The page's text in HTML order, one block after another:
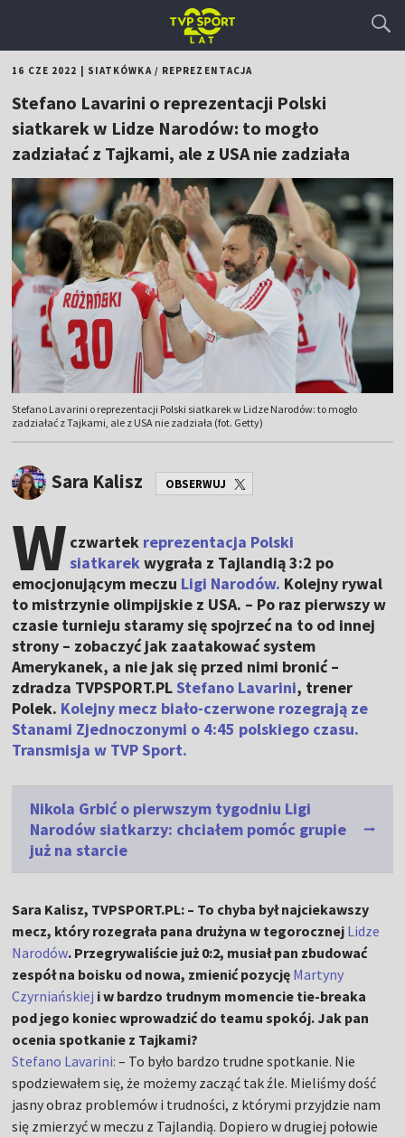
16 CZE 2022 SIATKÓWKA/ REPREZENTACJA
Stefano Lavarini o reprezentacji Polski
siatkarek w Lidze Narodów: to mogło
zadziałać z Tajkami, ale z USA nie zadziała
Stefano Lavarini o reprezentacji Polski siatkarek w Lidze Narodów: to mogło
zadziałać z Tajkami, ale z USA nie zadziała (fot. Getty)
Sara Kalisz OBSERWUJ
W czwartek reprezentacja Polski
siatkarekwygrała z Tajlandią 3:2 po
emocjonującym meczu Ligi Narodów. Kolejny rywal
to mistrzynie olimpijskie z USA. – Po raz pierwszy w
czasie turnieju staramy się spojrzeć na to od innej
strony – zobaczyć jak zaatakować system
Amerykanek, a nie jak się przed nimi bronić –
zdradza TVPSPORT.PLStefano Lavarini, trener
Polek. Kolejny mecz biało-czerwone rozegrają ze
Stanami Zjednoczonymi o 4:45 polskiego czasu.
Transmisja w TVP Sport.
Nikola Grbić o pierwszym tygodniu Ligi
Narodów siatkarzy: chciałem pomóc grupie
już na starcie
Sara Kalisz, TVPSPORT.PL: – To chyba był najciekawszy
mecz, który rozegrała pana drużyna w tegorocznej Lidze
Narodów. Przegrywaliście już 0:2, musiał pan zbudować
zespół na boisku od nowa, zmienić pozycję Martyny
Czyrniańskiej i w bardzo trudnym momencie tie-breaka
pod jego koniec wprowadzić do teamu spokój. Jak pan
ocenia spotkanie z Tajkami?
Stefano Lavarini:– To było bardzo trudne spotkanie. Nie
spodziewałem się, że możemy zacząć tak źle. Mieliśmy dość
jasny obraz problemów i trudności, z którymi przyjdzie nam
się zmierzyć w meczu z Tajlandią. Dopiero w drugiej połowie